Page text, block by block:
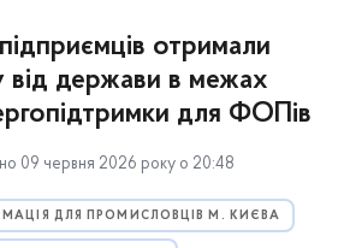
отримали
від держави в межах
для ФОПів
09 червня 2026 року о 20:48
ДЛЯ ПРОМИСЛОВЦІВ М. КИЄВА